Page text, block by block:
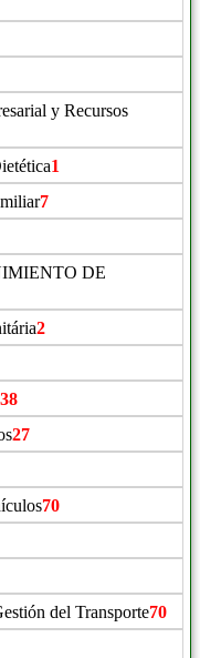
y Recursos
1
7
DE
2
38
27
70
del Transporte70